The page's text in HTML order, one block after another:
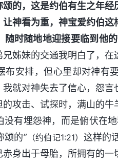
的，这是约伯有生之年
神看为重，神宝爱约伯
时随地地迎接要临到他
姊妹的交通我明白了，
布安排，但心里却对神有
就对神失去了信心，怨
攻击、试探时，满山的
有埋怨神，而是俯伏在
颂的” （约伯记1:21） 这样的
身出于母胎，所拥有的